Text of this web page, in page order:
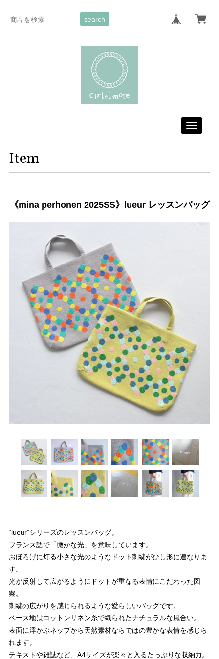
search
Toggle
Item
《mina perhonen 2025SS》lueur レッスンバッグ
“lueur”シリーズのレッスンバッグ。
フランス語で「微かな光」を意味しています。
おぼろげに灯る小さな光のようなドット刺繍がひし形に連なりま
す。
光が反射して広がるようにドットが重なる表情にこだわった図
案。
刺繍の広がりを感じられるような愛らしいバッグです。
ベース地はコットンリネン糸で織られたナチュラルな風合い。
表面に浮かぶネップから天然素材ならではの豊かな表情を感じら
れます。
テキストや雑誌など、A4サイズが楽々と入るたっぷりな収納力。